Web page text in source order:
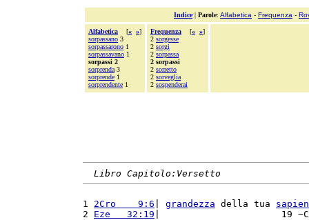
Indice| Parole: Alfabetica - Frequenza -
Alfabetica [« »]
sorpassano 3
sorpassarono 1
sorpassavano 1
sorpassi 2
sorprenda 3
sorprende 1
sorprendente 1
Frequenza [« »]
2 sorgesse
2 sorgi
2 sorpassa
2 sorpassi
2 sorretto
2 sorveglia
2 sospenderai
Libro Capitolo:Versetto
1 2Cro    9:6 grandezza della tua
2 Eze   32:19 |                      19